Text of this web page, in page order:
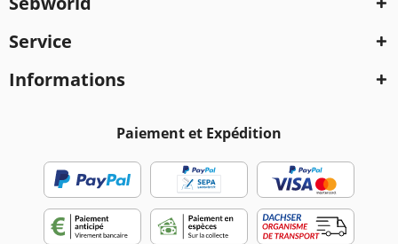
Service
Informations
Paiement et Expédition